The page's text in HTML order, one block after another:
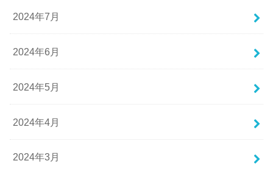
2024年7月
2024年6月
2024年5月
2024年4月
2024年3月